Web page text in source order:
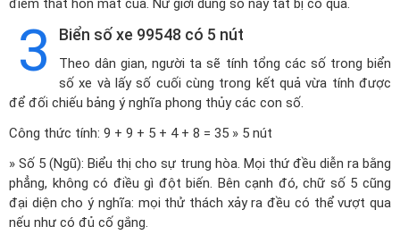
điềm thất hôn mất của. Nữ giới dùng số này tất bị cô quả.
3 Biển số xe 99548 có 5 nút
Theo dân gian, người ta sẽ tính tổng các số trong biển
số xe và lấy số cuối cùng trong kết quả vừa tính được
để đối chiếu bảng ý nghĩa phong thủy các con số.
Công thức tính: 9 + 9 + 5 + 4 + 8 = 35 » 5 nút
» Số 5 (Ngũ): Biểu thị cho sự trung hòa. Mọi thứ đều diễn ra bằng
phẳng, không có điều gì đột biến. Bên cạnh đó, chữ số 5 cũng
đại diện cho ý nghĩa: mọi thử thách xảy ra đều có thể vượt qua
nếu như có đủ cố gắng.